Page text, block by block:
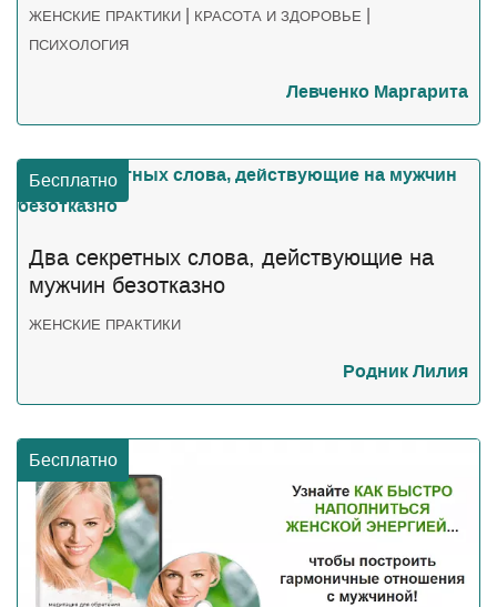
ЖЕНСКИЕ ПРАКТИКИ | КРАСОТА И ЗДОРОВЬЕ |
ПСИХОЛОГИЯ
Левченко Маргарита
Бесплатно
Два секретных слова, действующие на
мужчин безотказно
ЖЕНСКИЕ ПРАКТИКИ
Родник Лилия
Бесплатно